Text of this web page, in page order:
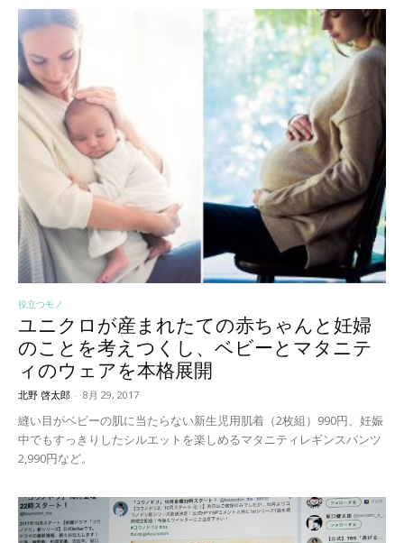
役立つモノ
ユニクロが産まれたての赤ちゃんと妊婦
のことを考えつくし、ベビーとマタニテ
ィのウェアを本格展開
北野 啓太郎 - 8月 29, 2017
縫い目がベビーの肌に当たらない新生児用肌着（2枚組）990円、妊娠
中でもすっきりしたシルエットを楽しめるマタニティレギンスパンツ
2,990円など。